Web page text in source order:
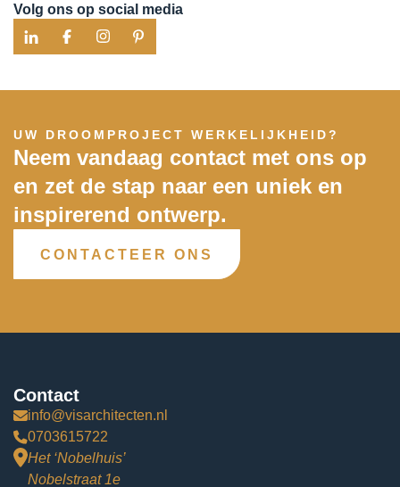
Volg ons op social media
UW DROOMPROJECT WERKELIJKHEID?
Neem vandaag contact met ons op
en zet de stap naar een uniek en
inspirerend ontwerp.
CONTACTEER ONS
Contact
info@visarchitecten.nl
0703615722
Het ‘Nobelhuis’
Nobelstraat 1e